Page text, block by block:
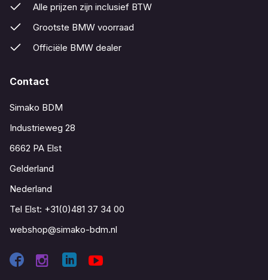
Alle prijzen zijn inclusief BTW
Grootste BMW voorraad
Officiële BMW dealer
Contact
Simako BDM
Industrieweg 28
6662 PA Elst
Gelderland
Nederland
Tel Elst: +31(0)481 37 34 00
webshop@simako-bdm.nl